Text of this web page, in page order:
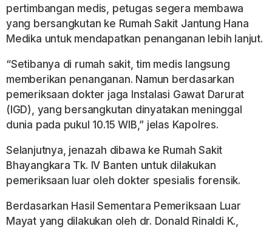
pertimbangan medis, petugas segera membawa
yang bersangkutan ke Rumah Sakit Jantung Hana
Medika untuk mendapatkan penanganan lebih lanjut.
“Setibanya di rumah sakit, tim medis langsung
memberikan penanganan. Namun berdasarkan
pemeriksaan dokter jaga Instalasi Gawat Darurat
(IGD), yang bersangkutan dinyatakan meninggal
dunia pada pukul 10.15 WIB,” jelas Kapolres.
Selanjutnya, jenazah dibawa ke Rumah Sakit
Bhayangkara Tk. IV Banten untuk dilakukan
pemeriksaan luar oleh dokter spesialis forensik.
Berdasarkan Hasil Sementara Pemeriksaan Luar
Mayat yang dilakukan oleh dr. Donald Rinaldi K.,